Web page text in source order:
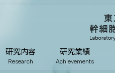
研究内容
Research
研究業績
Achievements